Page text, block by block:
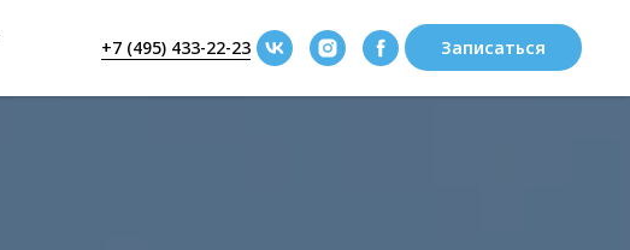
+7 (495) 433-22-23 Записаться